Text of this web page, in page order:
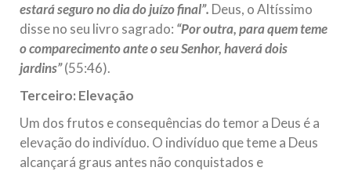
estará seguro no dia do juízo final”. Deus, o Altíssimo
disse no seu livro sagrado: “Por outra, para quem teme
o comparecimento ante o seu Senhor, haverá dois
jardins”(55:46).
Terceiro: Elevação
Um dos frutos e consequências do temor a Deus é a
elevação do indivíduo. O indivíduo que teme a Deus
alcançará graus antes não conquistados e